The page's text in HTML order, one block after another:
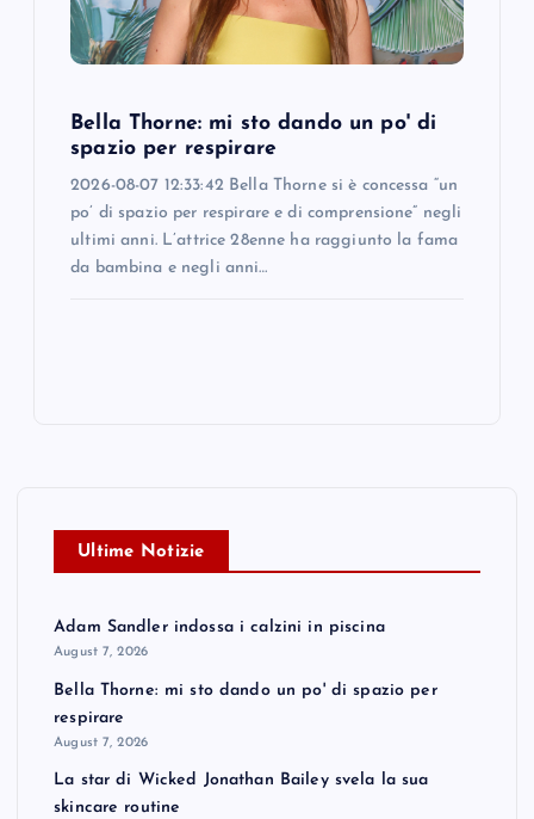
Bella Thorne: mi sto dando un po' di
spazio per respirare
2026-08-07 12:33:42 Bella Thorne si è concessa “un
po’ di spazio per respirare e di comprensione” negli
ultimi anni. L’attrice 28enne ha raggiunto la fama
da bambina e negli anni…
Ultime Notizie
Adam Sandler indossa i calzini in piscina
August 7, 2026
Bella Thorne: mi sto dando un po' di spazio per
respirare
August 7, 2026
La star di Wicked Jonathan Bailey svela la sua
skincare routine